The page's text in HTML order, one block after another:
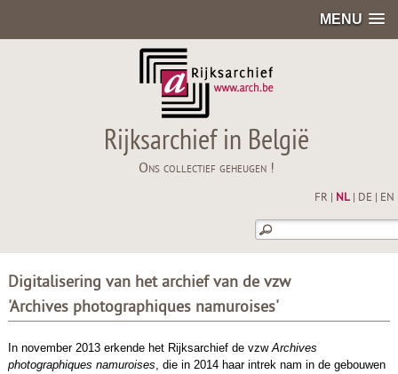
MENU
Rijksarchief in België
Ons collectief geheugen !
FR NL| DE EN
Digitalisering van het archief van de vzw
'Archives photographiques namuroises'
In november 2013 erkende het Rijksarchief de vzwArchives
photographiques namuroises, die in 2014 haar intrek nam in de gebouwen